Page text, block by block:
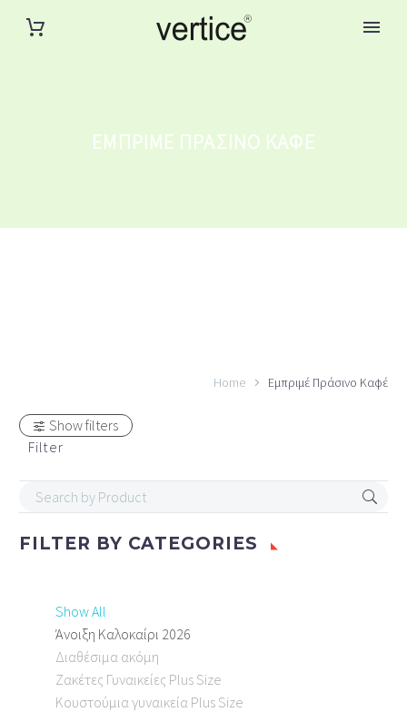
ΕΜΠΡΙΜΈ ΠΡΆΣΙΝΟ ΚΑΦΈ
Home Εμπριμέ Πράσινο Καφέ
Show filters
Filter
FILTER BY CATEGORIES
Show All
Άνοιξη Καλοκαίρι 2026
Διαθέσιμα ακόμη
Ζακέτες Γυναικείες Plus Size
Κουστούμια γυναικεία Plus Size